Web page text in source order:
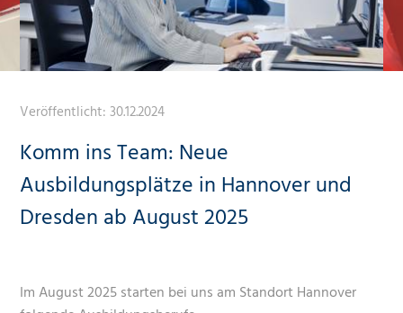
Veröffentlicht:30.12.2024
Komm ins Team: Neue
Ausbildungsplätze in Hannover und
Dresden ab August 2025
Im August 2025 starten bei uns am Standort Hannover